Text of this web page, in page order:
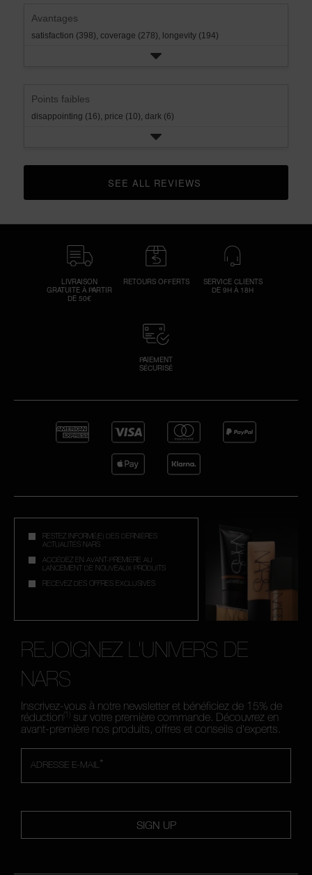
Avantages
satisfaction (398), coverage (278), longevity (194)
Points faibles
disappointing (16), price (10), dark (6)
CLICK TO GO TO ALL REVIEWS
LIVRAISON
GRATUITE À PARTIR
DE 50€
RETOURS OFFERTS
SERVICE CLIENTS
DE 9H À 18H
PAIEMENT
SÉCURISÉ
RESTEZ INFORMÉ(E) DES DERNIÈRES
ACTUALITÉS NARS
ACCÉDEZ EN AVANT-PREMIÈRE AU
LANCEMENT DE NOUVEAUX PRODUITS
RECEVEZ DES OFFRES EXCLUSIVES
REJOIGNEZ L'UNIVERS DE
NARS
Inscrivez-vous à notre newsletter et bénéficiez de 15% de
réduction (1) sur votre première commande. Découvrez en
avant-première nos produits, offres et conseils d'experts.
*
ADRESSE E-MAIL
SIGN UP